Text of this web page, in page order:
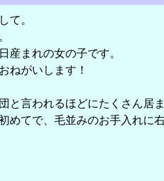
て。
産まれの女の子です。
ねがいします！
と言われるほどにたくさん居
めてで、毛並みのお手入れに